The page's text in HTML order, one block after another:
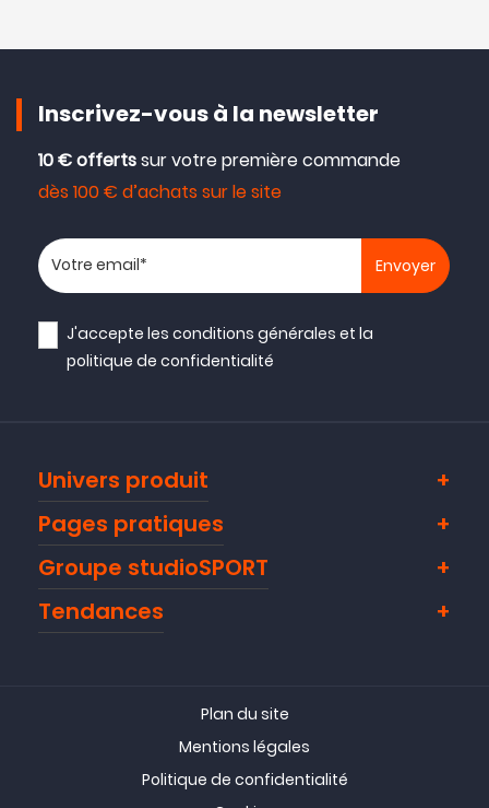
Inscrivez-vous à la newsletter
10 € offertssur votre première commande
dès 100 € d’achats sur le site
Votre adresse email
J'accepte lesconditions générales et la
politique de confidentialité
Univers produit
Pages pratiques
Groupe studioSPORT
Tendances
Plan du site
Mentions légales
Politique de confidentialité